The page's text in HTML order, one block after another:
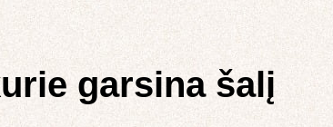
garsina šalį